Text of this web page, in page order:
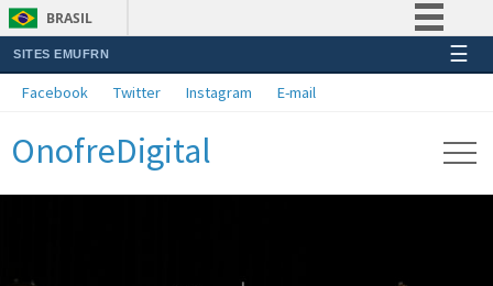
BRASIL
Simplifique!
Acesso à informação
SITES EMUFRN ☰
Facebook Twitter Instagram E-mail
OnofreDigital